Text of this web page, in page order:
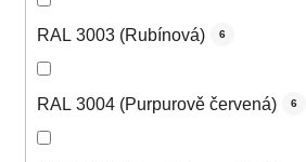
RAL 3003 (Rubínová) 6
RAL 3004 (Purpurově červená) 6